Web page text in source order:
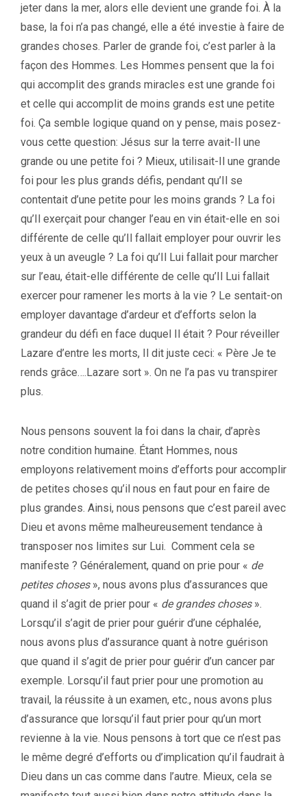
jeter dans la mer, alors elle devient une grande foi. À la
base, la foi n’a pas changé, elle a été investie à faire de
grandes choses. Parler de grande foi, c’est parler à la
façon des Hommes. Les Hommes pensent que la foi
qui accomplit des grands miracles est une grande foi
et celle qui accomplit de moins grands est une petite
foi. Ça semble logique quand on y pense, mais posez-
vous cette question: Jésus sur la terre avait-Il une
grande ou une petite foi ? Mieux, utilisait-Il une grande
foi pour les plus grands défis, pendant qu’Il se
contentait d’une petite pour les moins grands ? La foi
qu’Il exerçait pour changer l’eau en vin était-elle en soi
différente de celle qu’Il fallait employer pour ouvrir les
yeux à un aveugle ? La foi qu’Il Lui fallait pour marcher
sur l’eau, était-elle différente de celle qu’Il Lui fallait
exercer pour ramener les morts à la vie ? Le sentait-on
employer davantage d’ardeur et d’efforts selon la
grandeur du défi en face duquel Il était ? Pour réveiller
Lazare d’entre les morts, Il dit juste ceci: « Père Je te
rends grâce….Lazare sort ». On ne l’a pas vu transpirer
plus.
Nous pensons souvent la foi dans la chair, d’après
notre condition humaine. Étant Hommes, nous
employons relativement moins d’efforts pour accomplir
de petites choses qu’il nous en faut pour en faire de
plus grandes. Ainsi, nous pensons que c’est pareil avec
Dieu et avons même malheureusement tendance à
transposer nos limites sur Lui. Comment cela se
manifeste ? Généralement, quand on prie pour « de
petites choses », nous avons plus d’assurances que
quand il s’agit de prier pour « de grandes choses».
Lorsqu’il s’agit de prier pour guérir d’une céphalée,
nous avons plus d’assurance quant à notre guérison
que quand il s’agit de prier pour guérir d’un cancer par
exemple. Lorsqu’il faut prier pour une promotion au
travail, la réussite à un examen, etc., nous avons plus
d’assurance que lorsqu’il faut prier pour qu’un mort
revienne à la vie. Nous pensons à tort que ce n’est pas
le même degré d’efforts ou d’implication qu’il faudrait à
Dieu dans un cas comme dans l’autre. Mieux, cela se